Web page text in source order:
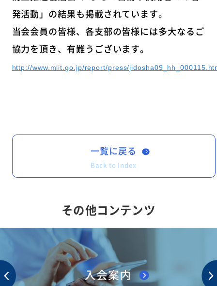
発活動」の結果も掲載されています。
当会会員の皆様、各支部の皆様には多大なるご
協力を頂き、有難うございます。
http://www.mlit.go.jp/report/press/
一覧に戻る
Back to Index
その他コンテンツ